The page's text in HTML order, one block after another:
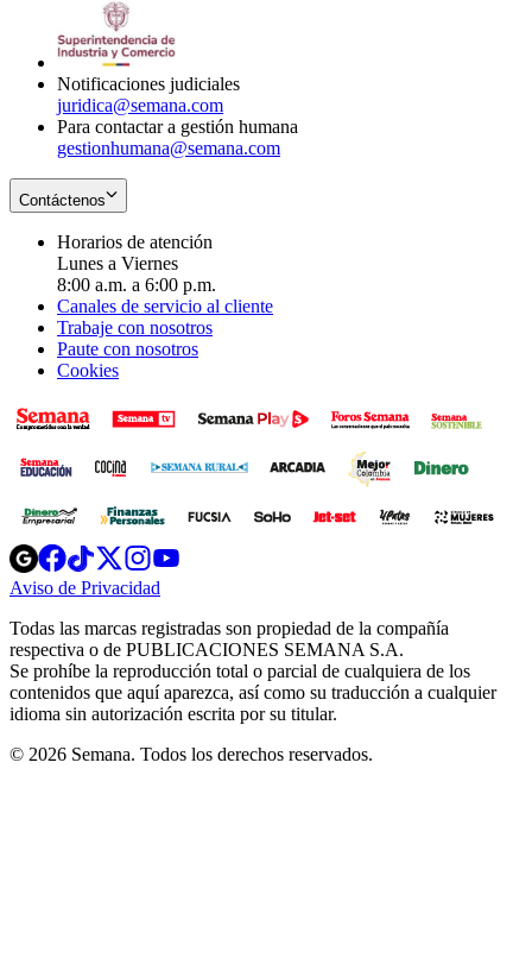
Notificaciones judiciales
juridica@semana.com
Para contactar a gestión humana
gestionhumana@semana.com
Contáctenos
Horarios de atención
Lunes a Viernes
8:00 a.m. a 6:00 p.m.
Canales de servicio al cliente
Trabaje con nosotros
Paute con nosotros
Cookies
Opens
in
new
Opens
in
new
Opens
in
new
window
Opens
new
windowwindow
Aviso de Privacidad
new
window
Todas las marcas registradas son propiedad de la compañía
respectiva o de PUBLICACIONES SEMANA S.A.
Se prohíbe la reproducción total o parcial de cualquiera de los
contenidos que aquí aparezca, así como su traducción a cualquier
idioma sin autorización escrita por su titular.
© 2026 Semana. Todos los derechos reservados.